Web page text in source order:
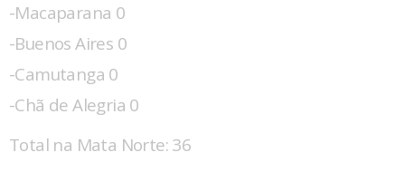
-Macaparana 0
-Buenos Aires 0
-Camutanga 0
-Chã de Alegria 0
Total na Mata Norte: 36